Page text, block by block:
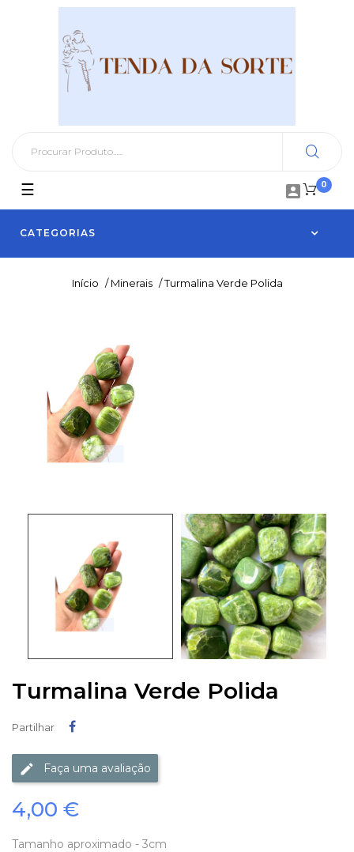
0

CATEGORIAS
Toggle
navigation
☰
Início / Minerais /Turmalina Verde Polida
Turmalina Verde Polida
Partilhar
Faça uma avaliação
4,00 €
Tamanho aproximado - 3cm